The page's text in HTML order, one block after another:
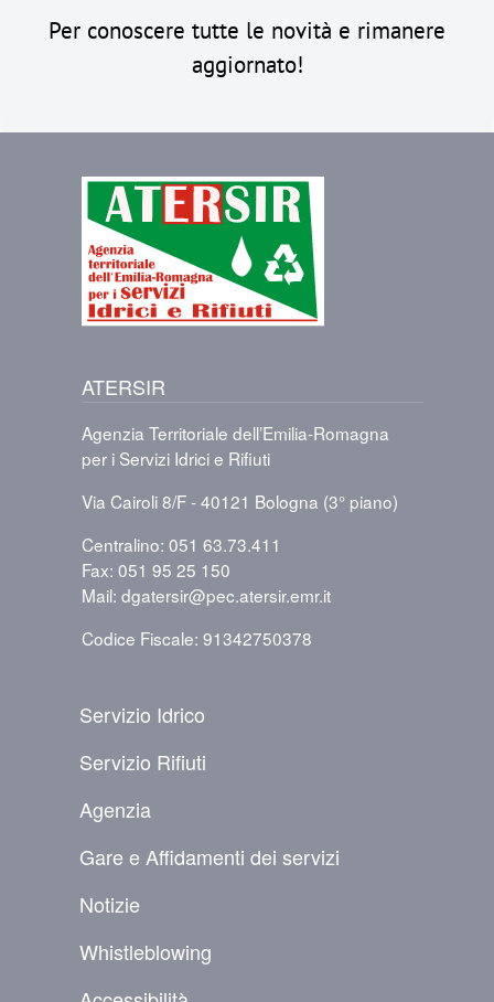
Per conoscere tutte le novità e rimanere
aggiornato!
Immagine
ATERSIR
Agenzia Territoriale dell’Emilia-Romagna
per i Servizi Idrici e Rifiuti
Via Cairoli 8/F - 40121 Bologna (3° piano)
Centralino: 051 63.73.411
Fax: 051 95 25 150
Mail: dgatersir@pec.atersir.emr.it
Codice Fiscale: 91342750378
Servizio Idrico
Servizio Rifiuti
Agenzia
Gare e Affidamenti dei servizi
Notizie
Whistleblowing